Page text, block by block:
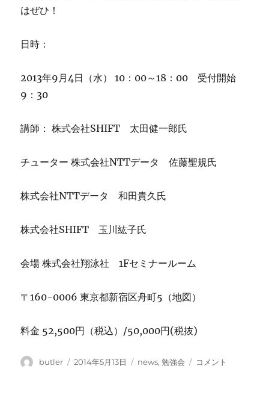
はぜひ！
日時：
2013年9月4日（水） 10：00～18：00 受付開始
9：30
講師： 株式会社SHIFT 太田健一郎氏
チューター 株式会社NTTデータ 佐藤聖規氏
株式会社NTTデータ 和田貴久氏
株式会社SHIFT 玉川紘子氏
会場 株式会社翔泳社 1Fセミナールーム
〒160-0006 東京都新宿区舟町5（地図）
料金 52,500円（税込）/50,000円(税抜)
投
butler
投
2014年5月13日
カ
news,勉強会
ア
コメント